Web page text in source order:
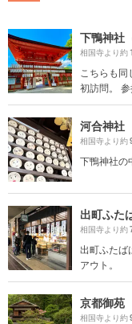
下鴨神社
相国寺より約
こちらも同
初訪問。
河合神社
相国寺より約
下鴨神社の
出町ふた
相国寺より約
出町ふたば
アウト。
京都御苑
相国寺より約